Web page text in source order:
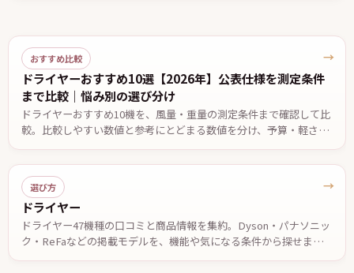
おすすめ比較
ドライヤーおすすめ10選【2026年】公表仕様を測定条件
まで比較｜悩み別の選び分け
ドライヤーおすすめ10機を、風量・重量の測定条件まで確認して比
較。比較しやすい数値と参考にとどまる数値を分け、予算・軽さ・
低温設定・温度自動制御など悩み別の候補と、2台で迷ったときの
決め手を公表仕様ベースでまとめました。価格は2026年7月29日確
認。
→
選び方
ドライヤー
ドライヤー47機種の口コミと商品情報を集約。Dyson・パナソニッ
ク・ReFaなどの掲載モデルを、機能や気になる条件から探せます。
投稿された口コミやメーカー公表情報を参考に、自分に合う一台を
→